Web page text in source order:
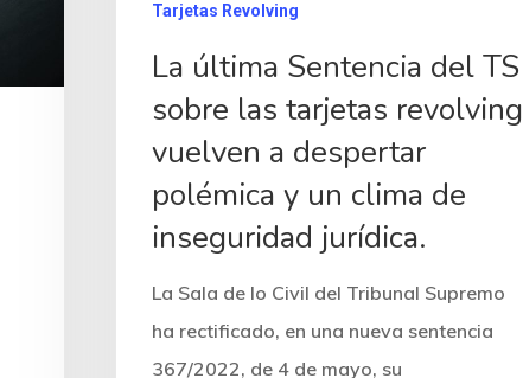
Tarjetas Revolving
La última Sentencia del TS
sobre las tarjetas revolving
vuelven a despertar
polémica y un clima de
inseguridad jurídica.
La Sala de lo Civil del Tribunal Supremo
ha rectificado, en una nueva sentencia
367/2022, de 4 de mayo, su